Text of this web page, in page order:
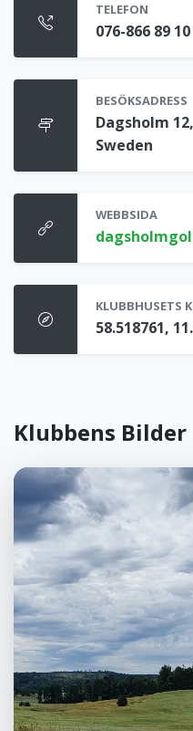
TELEFON
076-866 89 10
BESÖKSADRESS
Dagsholm
Sweden
WEBBSIDA
KLUBBHUSETS
58.518761,
Klubbens Bilder